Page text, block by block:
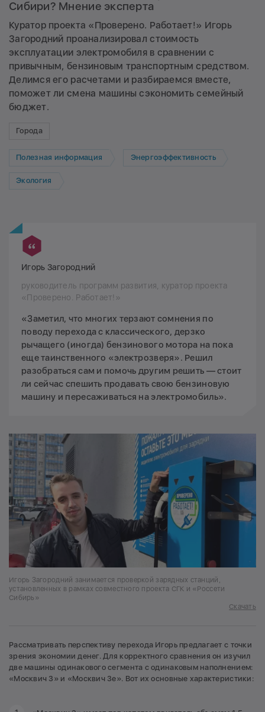
Сибири? Мнение эксперта
Куратор проекта «Проверено. Работает!» Игорь
Загородний проанализировал стоимость
эксплуатации электромобиля в сравнении с
привычным, бензиновым транспортным средством.
Делимся его расчетами и разбираемся вместе,
поможет ли смена машины сэкономить семейный
бюджет.
Города
Полезная информация Энергоэффективность
Экология
Игорь Загородний
руководитель программ развития, куратор проекта
«Проверено. Работает!»
«Заметил, что многих терзают сомнения по
поводу перехода с классического, дерзко
рычащего (иногда) бензинового мотора на пока
еще таинственного «электрозверя». Решил
разобраться сам и помочь другим решить — стоит
ли сейчас спешить продавать свою бензиновую
машину и пересаживаться на электромобиль».
Игорь Загородний занимается проверкой зарядных станций,
установленных в рамках совместного проекта СГК и «Россети
Сибирь»
Скачать
Рассматривать перспективу перехода Игорь предлагает с точки
зрения экономии денег. Для корректного сравнения он изучил
две машины одинакового сегмента с одинаковым наполнением:
«Москвич 3» и «Москвич 3е». Вот их основные характеристики: